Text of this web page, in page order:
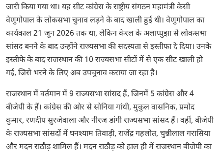
जारी किया गया था। यह सीट कांग्रेस के राष्ट्रीय संगठन महामंत्री केसी
वेणुगोपाल के लोकसभा चुनाव लड़ने के बाद खाली हुई थी। वेणुगोपाल का
कार्यकाल 21 जून 2026 तक था, लेकिन केरल के अलाप्पुझा से लोकसभा
सांसद बनने के बाद उन्होंने राज्यसभा की सदस्यता से इस्तीफा दे दिया। उनके
इस्तीफे के बाद राजस्थान की 10 राज्यसभा सीटों में से एक सीट खाली हो
गई, जिसे भरने के लिए अब उपचुनाव कराया जा रहा है।
राजस्थान में वर्तमान में 9 राज्यसभा सांसद हैं, जिनमें 5 कांग्रेस और 4
बीजेपी के हैं। कांग्रेस की ओर से सोनिया गांधी, मुकुल वासनिक, प्रमोद
कुमार, रणदीप सुरजेवाला और नीरज डांगी राज्यसभा सांसद हैं। वहीं, बीजेपी
के राज्यसभा सांसदों में घनश्याम तिवाड़ी, राजेंद्र गहलोत, चुन्नीलाल गरासिया
और मदन राठौड़ शामिल हैं। मदन राठौड़ को हाल ही में राजस्थान बीजेपी का